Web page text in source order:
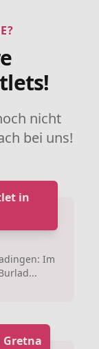
nicht
bei uns!
in
Im
Gretna